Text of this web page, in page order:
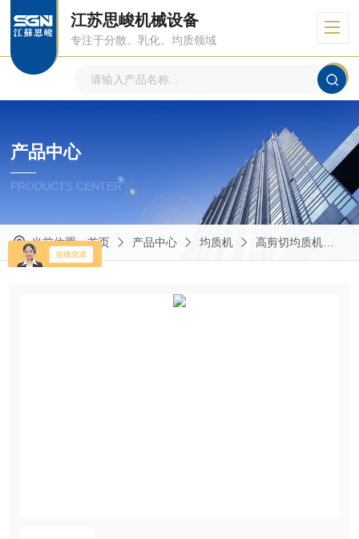
江苏思峻机械设备
专注于分散、乳化、均质领域
产品中心
PRODUCTS CENTER
当前位置：首页 产品中心 均质机 高剪切均质机